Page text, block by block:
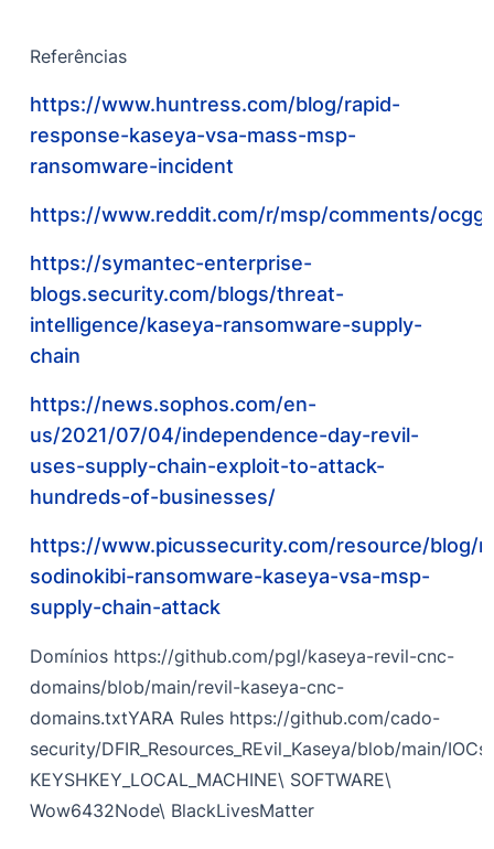
Referências
https://www.huntress.com/blog/rapid-
response-kaseya-vsa-mass-msp-
ransomware-incident
https://www.reddit.com/r/msp/comments/
https://symantec-enterprise-
blogs.security.com/blogs/threat-
intelligence/kaseya-ransomware-supply-
chain
https://news.sophos.com/en-
us/2021/07/04/independence-day-revil-
uses-supply-chain-exploit-to-attack-
hundreds-of-businesses/
https://www.picussecurity.com/resource/blog/
sodinokibi-ransomware-kaseya-vsa-msp-
supply-chain-attack
Domínios https://github.com/pgl/kaseya-revil-cnc-
domains/blob/main/revil-kaseya-cnc-
domains.txtYARA Rules https://github.com/cado-
security/DFIR_Resources_REvil_Kaseya/blob/main/
KEYSHKEY_LOCAL_MACHINE\ SOFTWARE\
Wow6432Node\ BlackLivesMatter